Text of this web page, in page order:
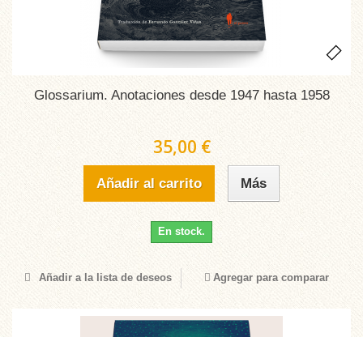
Glossarium. Anotaciones desde 1947 hasta 1958
35,00 €
Añadir al carrito Más
En stock.
Añadir a la lista de deseos Agregar para comparar